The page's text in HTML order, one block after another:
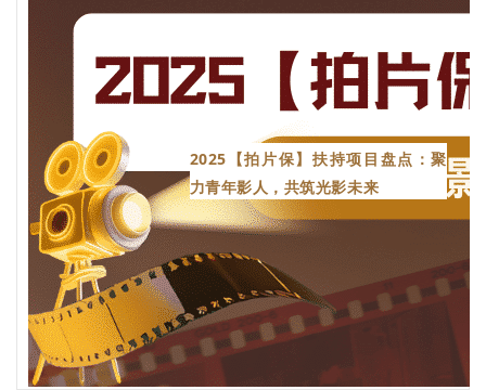
2025【拍片保】扶持项目盘点：聚
力青年影人，共筑光影未来